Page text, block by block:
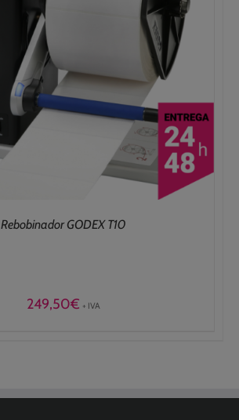
Rebobinador GODEX T10
249,50€ + IVA